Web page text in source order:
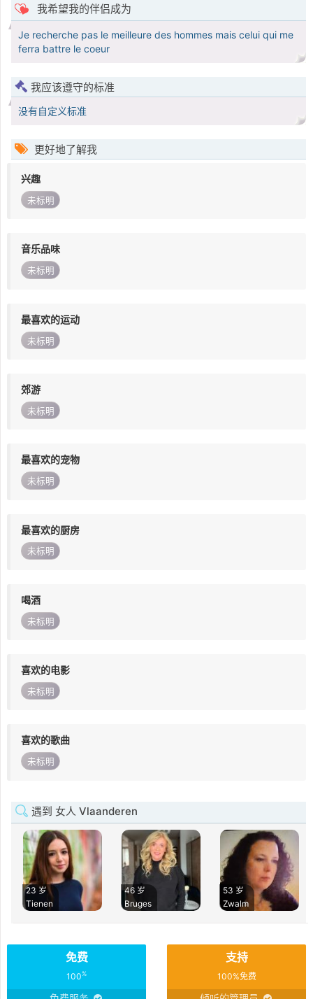
我希望我的伴侣成为
Je recherche pas le meilleure des hommes mais celui qui me
ferra battre le coeur
我应该遵守的标准
没有自定义标准
更好地了解我
兴趣
未标明
音乐品味
未标明
最喜欢的运动
未标明
郊游
未标明
最喜欢的宠物
未标明
最喜欢的厨房
未标明
喝酒
未标明
喜欢的电影
未标明
喜欢的歌曲
未标明
遇到 女人 Vlaanderen
23 岁
Tienen
46 岁
Bruges
53 岁
Zwalm
免费
100%
支持
100%免费